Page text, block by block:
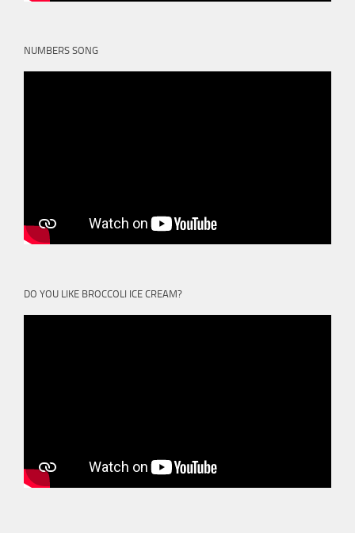
NUMBERS SONG
DO YOU LIKE BROCCOLI ICE CREAM?